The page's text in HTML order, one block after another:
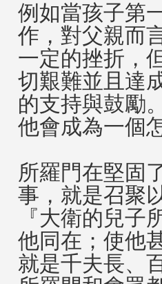
例如當孩子第
作，對父親而
一定的挫折，
切艱難並且達
的支持與鼓勵
他會成為一個
所羅門在堅固
事，就是召聚
『大衛的兒
他同在；使他
就是千夫長、